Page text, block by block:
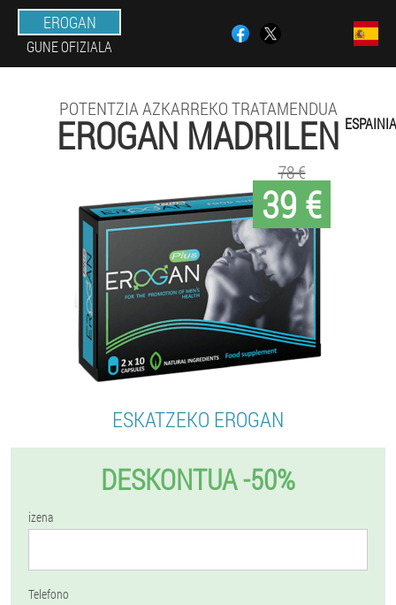
EROGAN
GUNE OFIZIALA
POTENTZIA AZKARREKO TRATAMENDUA
EROGAN MADRILEN
39 €
78 €
ESKATZEKO EROGAN
DESKONTUA -50%
izena
Telefono